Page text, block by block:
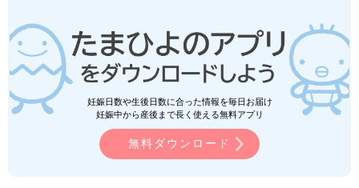
あります。
妊娠日数や生後日数に合った情報を毎日お届け
妊娠中から産後まで長く使える無料アプリ
無料ダウンロード